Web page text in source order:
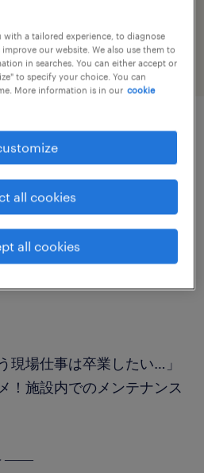
テナンス、その他（製造）
現場仕事は卒業したい…」
！施設内でのメンテナンス
――
with a tailored experience, to diagnose
our website. We also use them to
in searches. You can either accept or
to specify your choice. You can
More information is in our cookie
all cookies
all cookies